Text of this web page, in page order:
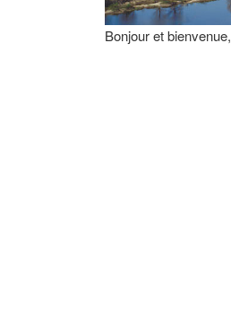
Bonjour et bienvenue,